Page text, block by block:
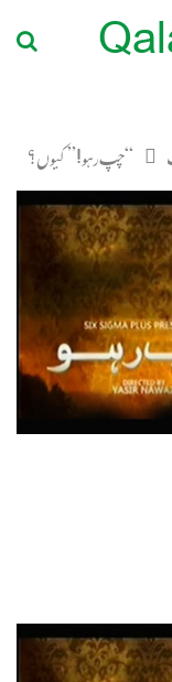
“چپ رہو!” کیوں؟